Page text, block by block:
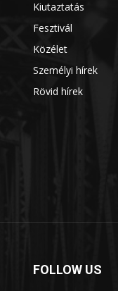
Kiutaztatás
Fesztivál
Közélet
Személyi hírek
Rövid hírek
FOLLOW US